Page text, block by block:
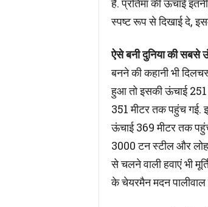
हैं. प्रतिमा की ऊंचाई
स्पष्ट रूप से दिखाई दे,
ऐसे बनी दुनिया की सबसे
बनने की कहानी भी
हुआ तो इसकी ऊंचाई 251
351 मीटर तक पहुंच गई.
ऊंचाई 369 मीटर तक पहुंच
3000 टन स्टील और
से चलने वाली हवाएं भी
के चेयरमैन मदन पालीवाल